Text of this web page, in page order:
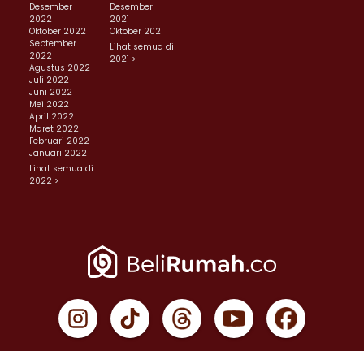
Desember
2022
Oktober 2022
September
2022
Agustus 2022
Juli 2022
Juni 2022
Mei 2022
April 2022
Maret 2022
Februari 2022
Januari 2022
Lihat semua di
2022 >
Desember
2021
Oktober 2021
Lihat semua di
2021 >